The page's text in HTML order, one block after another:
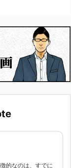
的なのは、すでに